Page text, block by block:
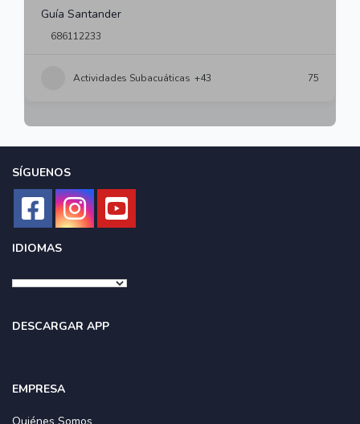
Guía Santander
686112233
Actividades Subacuáticas +43 75
SÍGUENOS
IDIOMAS
DESCARGAR APP
EMPRESA